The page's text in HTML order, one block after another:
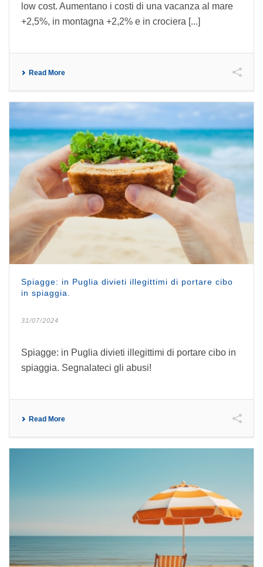
low cost. Aumentano i costi di una vacanza al mare
+2,5%, in montagna +2,2% e in crociera [...]
Read More
Spiagge: in Puglia divieti illegittimi di portare cibo
in spiaggia.
31/07/2024
Spiagge: in Puglia divieti illegittimi di portare cibo in
spiaggia. Segnalateci gli abusi!
Read More